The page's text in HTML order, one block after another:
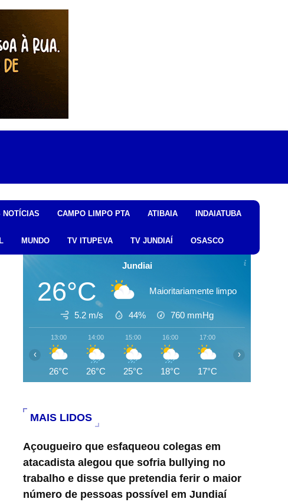
NOTÍCIAS CAMPO LIMPO PTA ATIBAIA INDAIATUBA
MUNDO TV ITUPEVA TV JUNDIAÍ OSASCO
Jundiai
26°C Maioritariamente limpo
5.2 m/s 44% 760 mmHg
13:00
26°C
14:00
26°C
15:00
25°C
16:00
18°C
17:00
17°C
‹ ›
MAIS LIDOS
Açougueiro que esfaqueou colegas em
atacadista alegou que sofria bullying no
trabalho e disse que pretendia ferir o maior
número de pessoas possível em Jundiaí